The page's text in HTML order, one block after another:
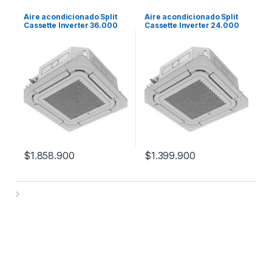
Aire acondicionado Split
Cassette Inverter 36.000
$1.858.900
Aire acondicionado Split
Cassette Inverter 24.000
$1.399.900